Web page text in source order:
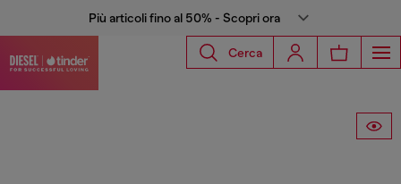
Più articoli fino al 50% - Scopri ora
Cerca